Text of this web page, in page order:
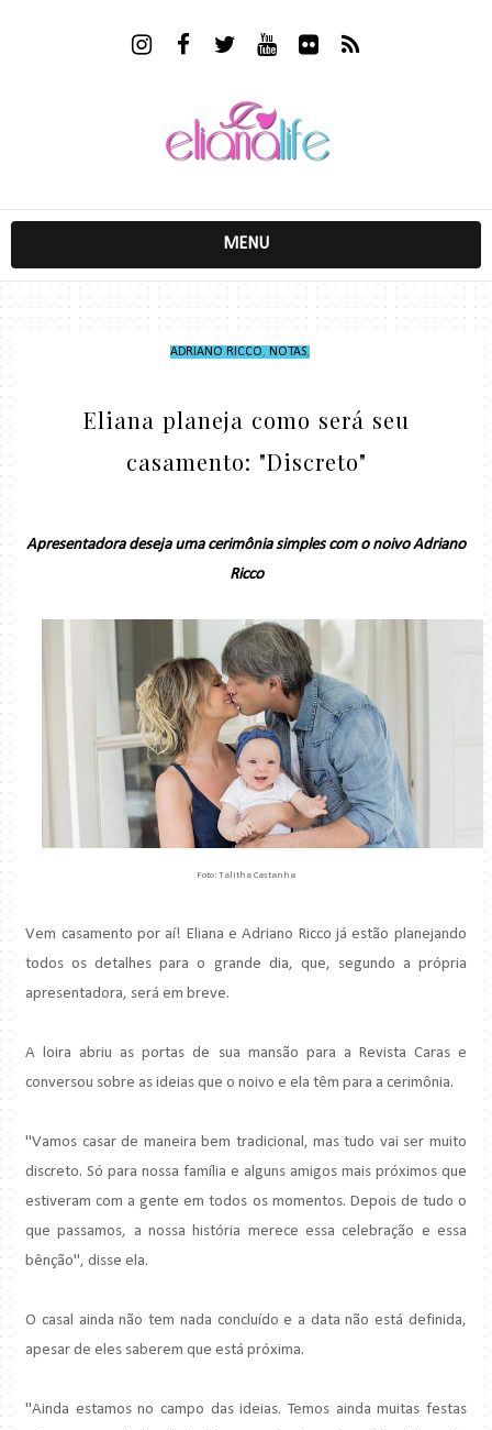
MENU
ADRIANO RICCO, NOTAS,
Eliana planeja como será seu
casamento: "Discreto"
Apresentadora deseja uma cerimônia simples com o noivo Adriano
Ricco
Foto: Talitha Castanha
Vem casamento por aí! Eliana e Adriano Ricco já estão planejando
todos os detalhes para o grande dia, que, segundo a própria
apresentadora, será em breve.
A loira abriu as portas de sua mansão para a Revista Caras e
conversou sobre as ideias que o noivo e ela têm para a cerimônia.
"Vamos casar de maneira bem tradicional, mas tudo vai ser muito
discreto. Só para nossa família e alguns amigos mais próximos que
estiveram com a gente em todos os momentos. Depois de tudo o
que passamos, a nossa história merece essa celebração e essa
bênção", disse ela.
O casal ainda não tem nada concluído e a data não está definida,
apesar de eles saberem que está próxima.
"Ainda estamos no campo das ideias. Temos ainda muitas festas